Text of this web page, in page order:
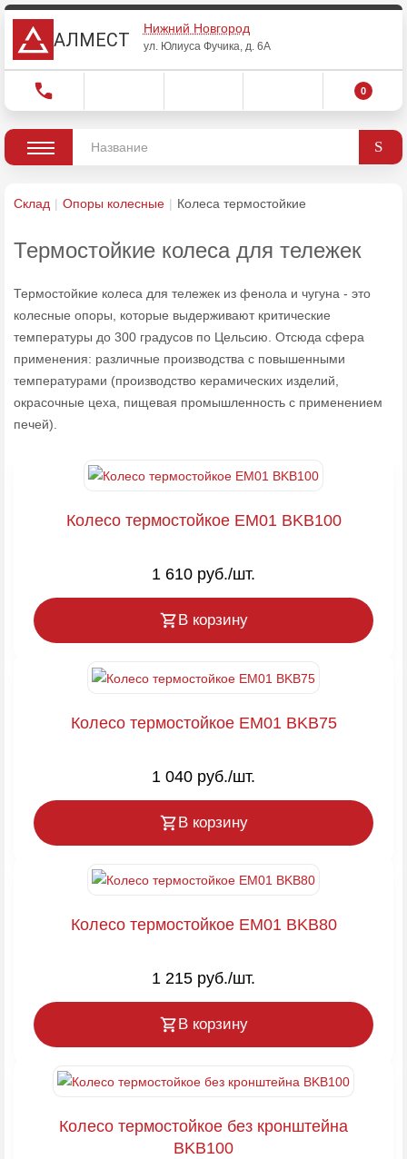
АЛМЕСТ
Нижний Новгород
ул. Юлиуса Фучика, д. 6А
0
Склад Опоры колесные Колеса термостойкие
Термостойкие колеса для тележек
Термостойкие колеса для тележек из фенола и чугуна - это
колесные опоры, которые выдерживают критические
температуры до 300 градусов по Цельсию. Отсюда сфера
применения: различные производства с повышенными
температурами (производство керамических изделий,
окрасочные цеха, пищевая промышленность с применением
печей).
Колесо термостойкое EM01 BKB100
1 610 руб./шт.
В корзину
Колесо термостойкое EM01 BKB75
1 040 руб./шт.
В корзину
Колесо термостойкое EM01 BKB80
1 215 руб./шт.
В корзину
Колесо термостойкое без кронштейна
BKB100